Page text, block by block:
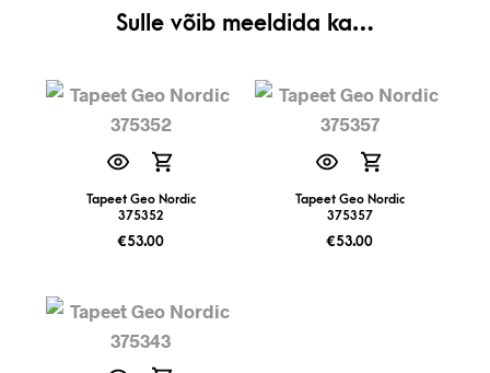
Sulle võib meeldida ka…
Tapeet Geo Nordic
375352
€53.00
Tapeet Geo Nordic
375357
€53.00